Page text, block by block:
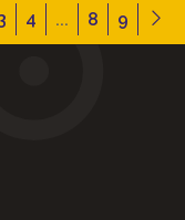
4 ... 8 9